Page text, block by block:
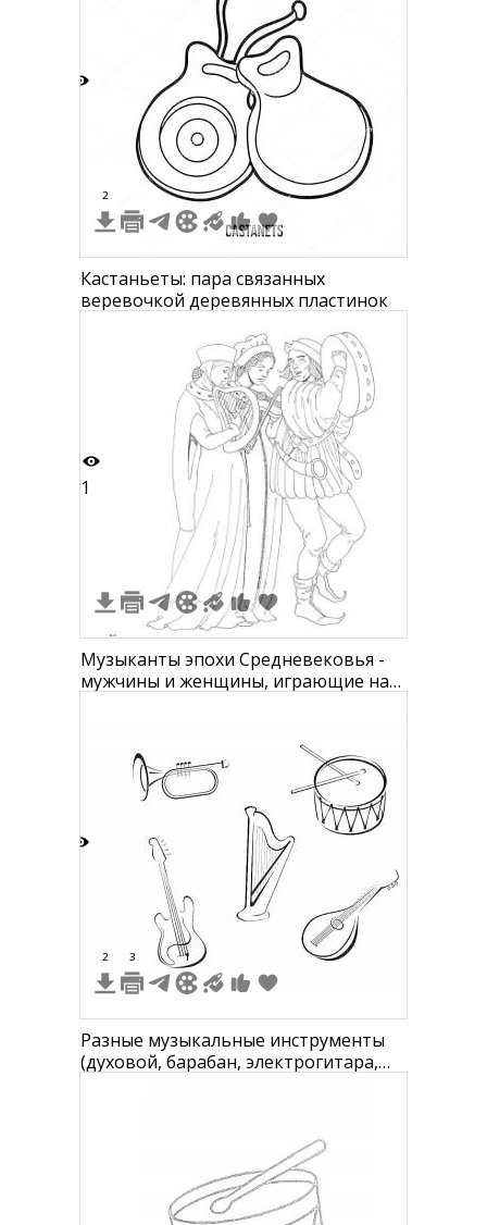
2
Кастаньеты: пара связанных
веревочкой деревянных пластинок
1
Музыканты эпохи Средневековья -
мужчины и женщины, играющие на
2 3 1
Разные музыкальные инструменты
(духовой, барабан, электрогитара,